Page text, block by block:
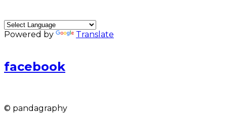
Powered by Translate
facebook
© pandagraphy